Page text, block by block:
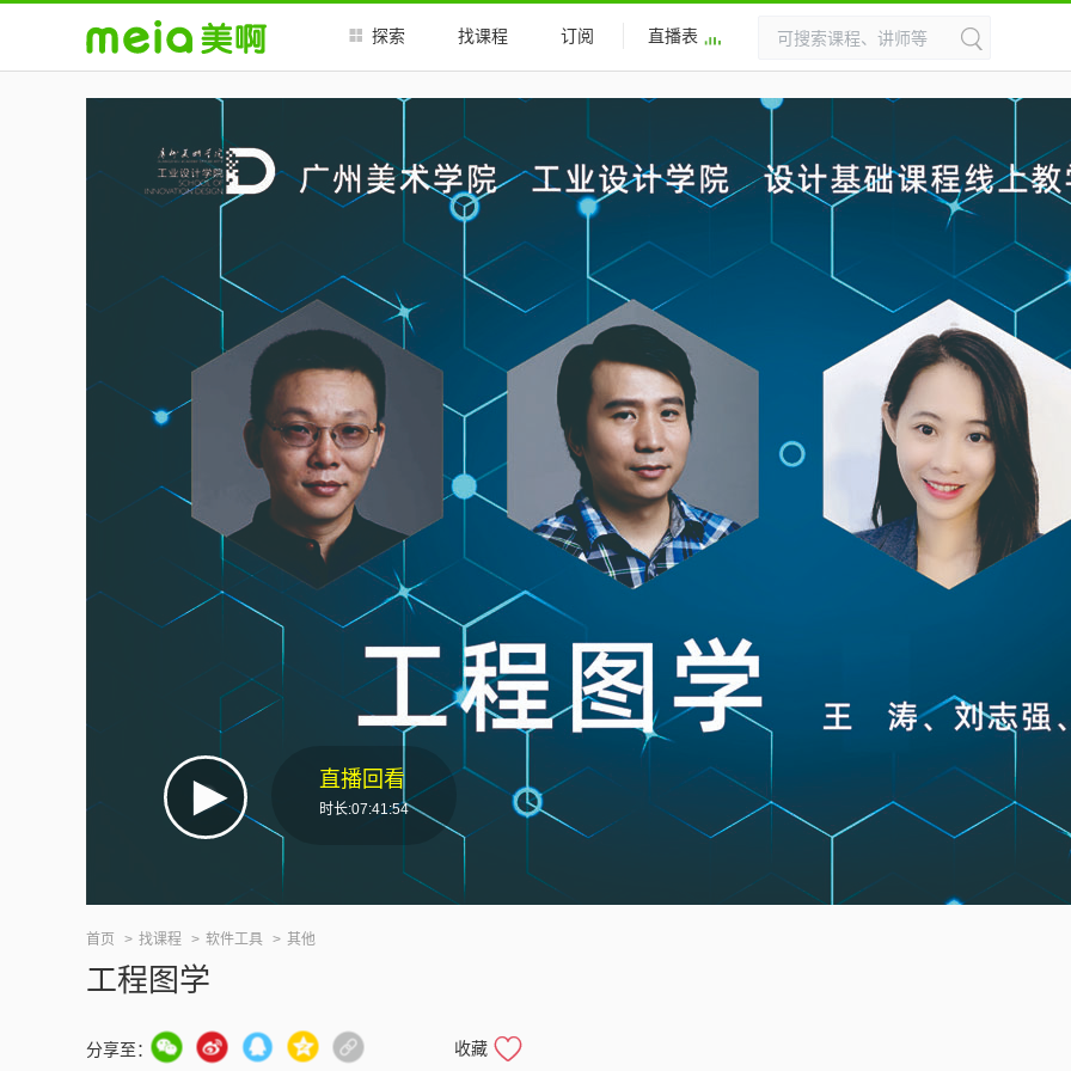
探索
找课程 订阅 直播表
直播回看
时长:07:41:54
首页 找课程 软件工具 其他
工程图学
分享至： 收藏